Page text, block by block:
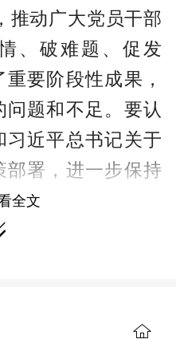
推动广大党员干部
、破难题、促发
要阶段性成果，
题和不足。要认
近平总书记关于
部署，进一步保持
怠，努力使常态
程成为深入学习贯
肉联系的过程，
全文